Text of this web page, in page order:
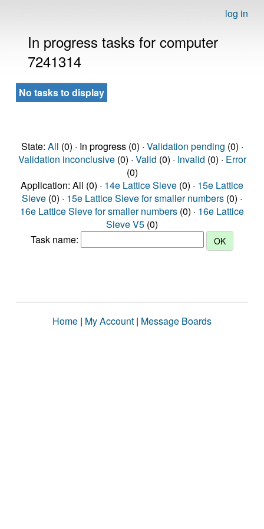
log in
In progress tasks for computer
7241314
No tasks to display
State: All (0) · In progress (0) · Validation pending (0) ·
Validation inconclusive(0) · Valid (0) · Invalid (0) · Error
(0)
Application: All (0) · 14e Lattice Sieve (0) · 15e Lattice
Sieve (0) · 15e Lattice Sieve for smaller numbers (0) ·
16e Lattice Sieve for smaller numbers (0) · 16e Lattice
Sieve V5 (0)
Task name:
Home | My Account | Message Boards